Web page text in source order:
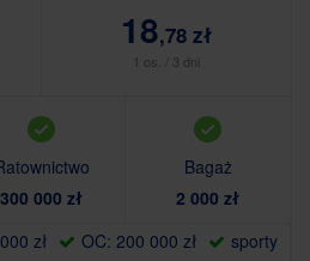
300 000 zł
Bagaż
2 000 zł
zł OC: 200 000 zł
sporty
18,78 zł
1 os. / 3 dni